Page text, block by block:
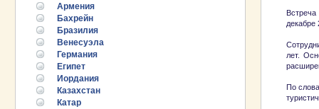
Армения
Бахрейн
Бразилия
Венесуэла
Германия
Египет
Иордания
Казахстан
Катар
декабре
лет.
По